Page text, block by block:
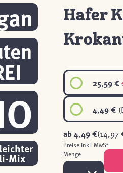
Mix
Hafer
25,59 €
4,49 €
ab4,49 €(14,97
Preise inkl. MwSt.
Menge